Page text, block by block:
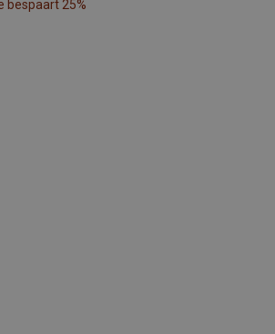
bespaart 25%